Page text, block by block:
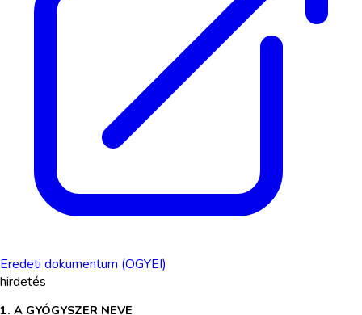
Eredeti dokumentum (OGYEI)
hirdetés
1. A GYÓGYSZER NEVE